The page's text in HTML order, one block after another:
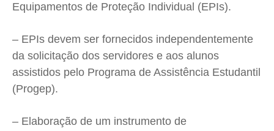
Equipamentos de Proteção Individual (EPIs).
– EPIs devem ser fornecidos independentemente
da solicitação dos servidores e aos alunos
assistidos pelo Programa de Assistência Estudantil
(Progep).
– Elaboração de um instrumento de